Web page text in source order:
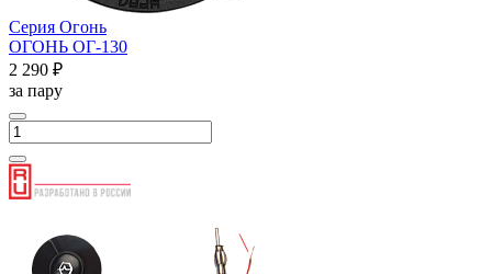
Серия Огонь
ОГОНЬ ОГ-130
2 290 ₽
за пару